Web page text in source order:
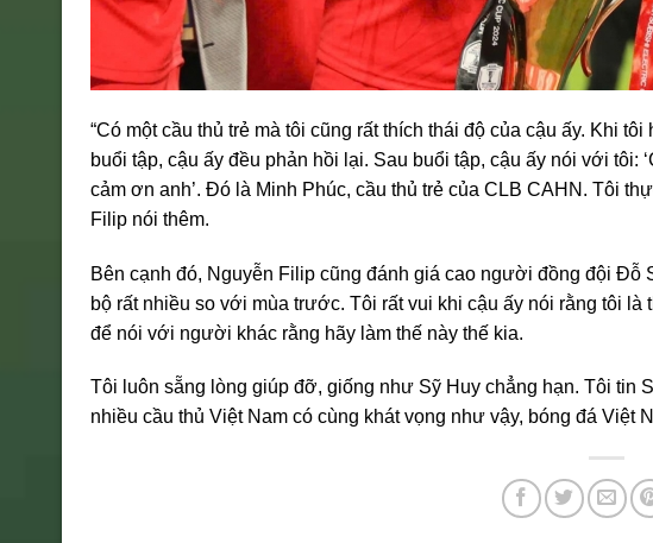
“Có một cầu thủ trẻ mà tôi cũng rất thích thái độ của cậu ấy. Khi
buổi tập, cậu ấy đều phản hồi lại. Sau buổi tập, cậu ấy nói với
cảm ơn anh’. Đó là Minh Phúc, cầu thủ trẻ của CLB CAHN. Tôi
Filip nói thêm.
Bên cạnh đó, Nguyễn Filip cũng đánh giá cao người đồng đội Đỗ
bộ rất nhiều so với mùa trước. Tôi rất vui khi cậu ấy nói rằng tôi
để nói với người khác rằng hãy làm thế này thế kia.
Tôi luôn sẵng lòng giúp đỡ, giống như Sỹ Huy chẳng hạn. Tôi tin
nhiều cầu thủ Việt Nam có cùng khát vọng như vậy, bóng đá Việt